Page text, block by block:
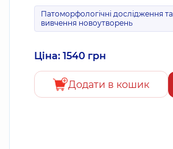
Патоморфологічні дослідження та
вивчення новоутворень
Ціна: 1540 грн
Додати в кошик